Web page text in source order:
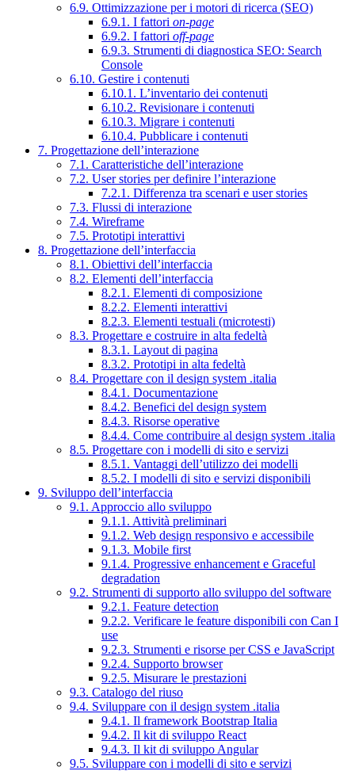
6.9. Ottimizzazione per i motori di ricerca (SEO)
6.9.1. I fattori on-page
6.9.2. I fattori off-page
6.9.3. Strumenti di diagnostica SEO: Search
Console
6.10. Gestire i contenuti
6.10.1. L’inventario dei contenuti
6.10.2. Revisionare i contenuti
6.10.3. Migrare i contenuti
6.10.4. Pubblicare i contenuti
7. Progettazione dell’interazione
7.1. Caratteristiche dell’interazione
7.2. User stories per definire l’interazione
7.2.1. Differenza tra scenari e user stories
7.3. Flussi di interazione
7.4. Wireframe
7.5. Prototipi interattivi
8. Progettazione dell’interfaccia
8.1. Obiettivi dell’interfaccia
8.2. Elementi dell’interfaccia
8.2.1. Elementi di composizione
8.2.2. Elementi interattivi
8.2.3. Elementi testuali (microtesti)
8.3. Progettare e costruire in alta fedeltà
8.3.1. Layout di pagina
8.3.2. Prototipi in alta fedeltà
8.4. Progettare con il design system .italia
8.4.1. Documentazione
8.4.2. Benefici del design system
8.4.3. Risorse operative
8.4.4. Come contribuire al design system .italia
8.5. Progettare con i modelli di sito e servizi
8.5.1. Vantaggi dell’utilizzo dei modelli
8.5.2. I modelli di sito e servizi disponibili
9. Sviluppo dell’interfaccia
9.1. Approccio allo sviluppo
9.1.1. Attività preliminari
9.1.2. Web design responsivo e accessibile
9.1.3. Mobile first
9.1.4. Progressive enhancement e Graceful
degradation
9.2. Strumenti di supporto allo sviluppo del software
9.2.1. Feature detection
9.2.2. Verificare le feature disponibili con Can I
use
9.2.3. Strumenti e risorse per CSS e JavaScript
9.2.4. Supporto browser
9.2.5. Misurare le prestazioni
9.3. Catalogo del riuso
9.4. Sviluppare con il design system .italia
9.4.1. Il framework Bootstrap Italia
9.4.2. Il kit di sviluppo React
9.4.3. Il kit di sviluppo Angular
9.5. Sviluppare con i modelli di sito e servizi